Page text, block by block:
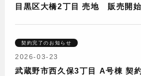
目黒区大橋2丁目 売地 販売開
契約完了のお知らせ
2026-03-23
武蔵野市西久保3丁目 A号棟 契